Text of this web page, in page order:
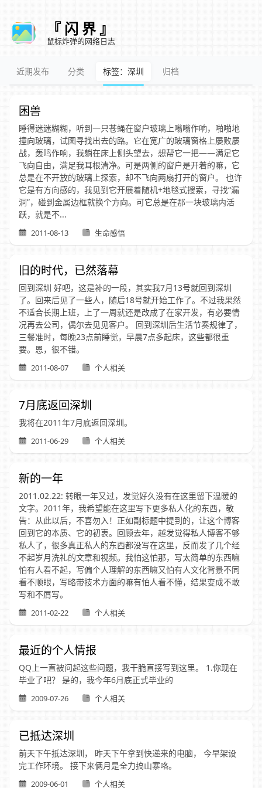
『 闪 界 』
鼠标炸弹的网络日志
近期发布 分类 标签：深圳 归档
困兽
睡得迷迷糊糊，听到一只苍蝇在窗户玻璃上嗡嗡作响，啪啪地
撞向玻璃，试图寻找出去的路。它在宽广的玻璃窗格上屡败屡
战，轰鸣作响，我躺在床上侧头望去，想帮它一把——满足它
飞向自由，满足我耳根清净。可是两侧的窗户是开着的嘛，它
总是在不开放的玻璃上探索，却不飞向两扇打开的窗户。 也许
它是有方向感的，我见到它开展着随机+地毯式搜索，寻找“漏
洞”，碰到金属边框就换个方向。可它总是在那一块玻璃内活
跃，就是不...
2011-08-13 生命感悟
旧的时代，已然落幕
回到深圳 好吧，这是补的一段，其实我7月13号就回到深圳
了。回来后见了一些人，随后18号就开始工作了。不过我果然
不适合长期上班，上了一周就还是改成了在家开发，有必要情
况再去公司，偶尔去见见客户。 回到深圳后生活节奏规律了，
三餐准时，每晚23点前睡觉，早晨7点多起床，这些都很重
要。恩，很不错。
2011-08-07 个人相关
7月底返回深圳
我将在2011年7月底返回深圳。
2011-06-29 个人相关
新的一年
2011.02.22: 转眼一年又过，发觉好久没有在这里留下温暖的
文字。2011年，我希望能在这里写下更多私人化的东西，敬
告：从此以后，不喜勿入！正如副标题中提到的，让这个博客
回到它的本质、它的初衷。回顾去年，越发觉得私人博客不够
私人了，很多真正私人的东西都没写在这里，反而发了几个经
不起岁月洗礼的文章和视频。我怕这怕那，写太简单的东西嘛
怕有人看不起，写偏个人理解的东西嘛又怕有人文化背景不同
看不顺眼，写略带技术方面的嘛有怕人看不懂，结果变成不敢
写和不屑写。
2011-02-22 个人相关
最近的个人情报
QQ上一直被问起这些问题，我干脆直接写到这里。 1.你现在
毕业了吧？ 是的，我今年6月底正式毕业的
2009-07-26 个人相关
已抵达深圳
前天下午抵达深圳， 昨天下午拿到快递来的电脑， 今早架设
完工作环境。 接下来俩月是全力搞山寨咯。
2009-06-01 个人相关